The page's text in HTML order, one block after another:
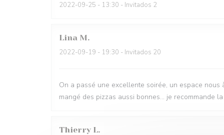
2022-09-25 - 13:30 - Invitados 2
Lina M
2022-09-19 - 19:30 - Invitados 20
On a passé une excellente soirée, un espace
mangé des pizzas aussi bonnes... je recommande
Thierry L